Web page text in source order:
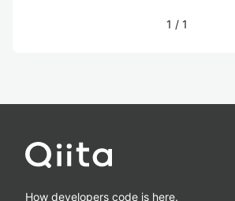
1 / 1
How developers code is here.